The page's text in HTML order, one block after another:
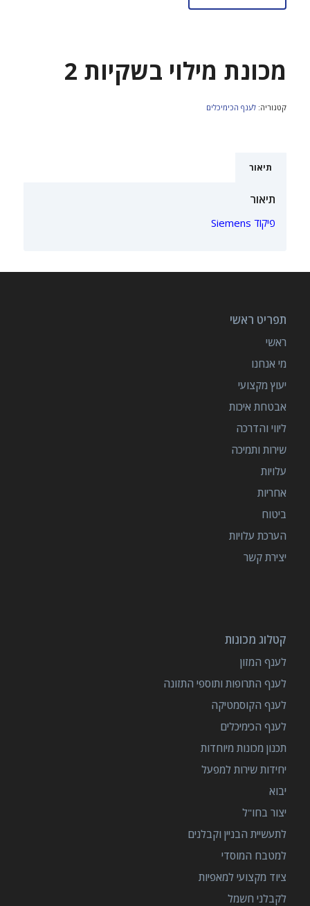
מכונת מילוי בשקיות 2
קטגוריה: לענף הכימיכלים
תיאור
תיאור
פיקוד Siemens
תפריט ראשי
ראשי
מי אנחנו
יעוץ מקצועי
אבטחת איכות
ליווי והדרכה
שירות ותמיכה
עלויות
אחריות
ביטוח
הערכת עלויות
יצירת קשר
קטלוג מכונות
לענף המזון
לענף התרופות ותוספי התזונה
לענף הקוסמטיקה
לענף הכימיכלים
תכנון מכונות מיוחדות
יחידות שירות למפעל
יבוא
יצור בחו"ל
לתעשיית הבניין וקבלנים
למטבח המוסדי
ציוד מקצועי למאפיות
לקבלני חשמל